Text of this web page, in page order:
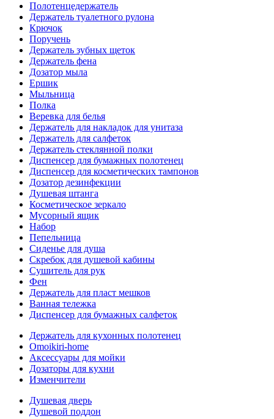
Полотенцедержатель
Держатель туалетного рулона
Крючок
Поручень
Держатель зубных щеток
Держатель фена
Дозатор мыла
Eршик
Мыльница
Полка
Веревка для белья
Держатель для накладок для унитаза
Держатель для салфеток
Держатель стеклянной полки
Диспенсер для бумажных полотенец
Диспенсер для косметических тампонов
Дозатор дезинфекции
Душевая штанга
Косметическое зеркало
Мусорный ящик
Набор
Пепельница
Сиденье для душа
Скребок для душевой кабины
Сушитель для рук
Фен
Держатель для пласт мешков
Ванная тележка
Диспенсер для бумажных салфеток
Держатель для кухонных полотенец
Omoikiri-home
Аксессуары для мойки
Дозаторы для кухни
Изменчители
Душевая дверь
Душевой поддон